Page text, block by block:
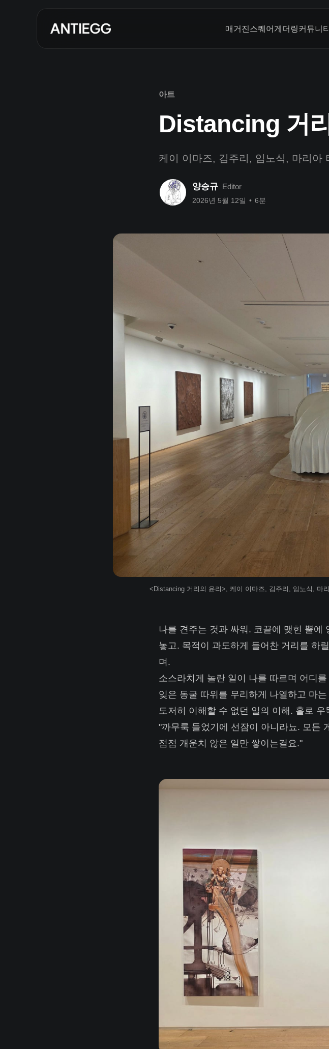
매거진 스퀘어 게더링커뮤니티
아트
Distancing 거
케이 이마즈, 김주리, 임노식, 마리아
양승규 Editor
2026년 5월 12일 • 6분
<Distancing 거리의 윤리>, 케이 이마즈, 김주리, 임노식, 마
나를 견주는 것과 싸워. 코끝에 맺힌 뿔에
놓고. 목적이 과도하게 들어찬 거리를 하
며.
소스라치게 놀란 일이 나를 따르며 어디
잊은 동굴 따위를 무리하게 나열하고 마
도저히 이해할 수 없던 일의 이해. 홀로
"까무룩 들었기에 선잠이 아니라뇨. 모든
점점 개운치 않은 일만 쌓이는걸요."